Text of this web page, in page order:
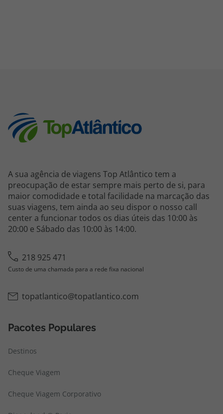
A sua agência de viagens Top Atlântico tem a
preocupação de estar sempre mais perto de si, para
maior comodidade e total facilidade na marcação das
suas viagens, tem ainda ao seu dispor o nosso call
center a funcionar todos os dias úteis das 10:00 às
20:00 e Sábado das 10:00 às 14:00.
218 925 471
Custo de uma chamada para a rede fixa nacional
topatlantico@topatlantico.com
Pacotes Populares
Destinos
Cheque Viagem
Cheque Viagem Corporativo